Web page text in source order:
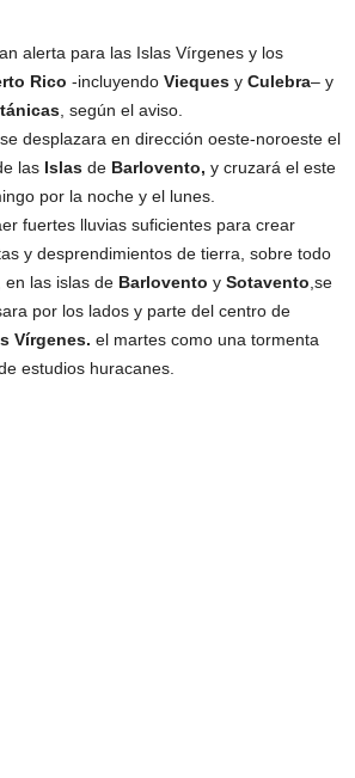
alerta para las Islas Vírgenes y los
Rico -incluyendo Vieques y Culebra– y
, según el aviso.
se desplazara en dirección oeste-noroeste el
las Islas de Barlovento, y cruzará el este
por la noche y el lunes.
fuertes lluvias suficientes para crear
y desprendimientos de tierra, sobre todo
las islas de Barlovento y Sotavento ,se
por los lados y parte del centro de
Vírgenes. el martes como una tormenta
estudios huracanes.